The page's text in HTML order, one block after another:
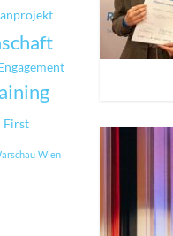
First
Wien